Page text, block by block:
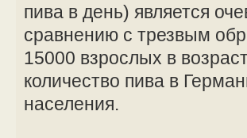
пива в день) является
сравнению с трезвым
15000 взрослых в
количество пива в
населения.